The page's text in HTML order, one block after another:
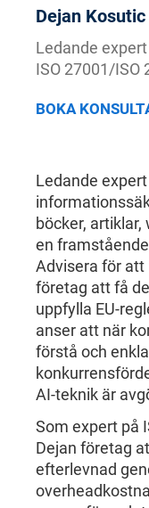
Dejan Kosutic
Ledande
ISO 27001/ISO
BOKA
Ledande
böcker,
en
Advisera för att
företag att få
uppfylla EU-
anser att när
förstå och
AI-teknik är
Som expert på
Dejan företag
efterlevnad